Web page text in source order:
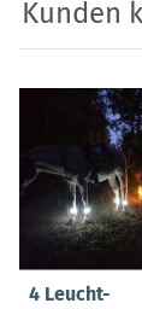
Kunden
4 Leucht-